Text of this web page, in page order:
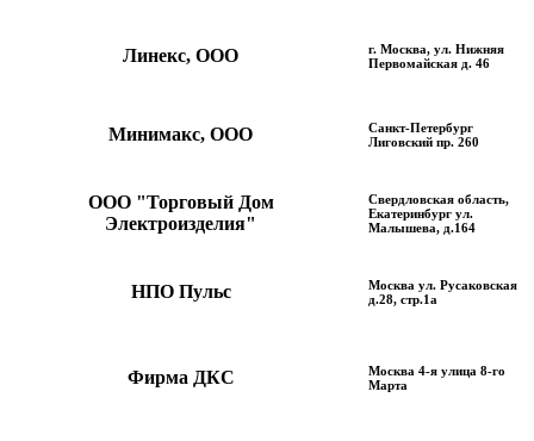
Линекс, ООО
г. Москва, ул. Нижняя
Первомайская д. 46
Минимакс, ООО
Санкт-Петербург
Лиговский пр. 260
ООО "Торговый Дом
Электроизделия"
Свердловская область,
Екатеринбург ул.
Малышева, д.164
НПО Пульс
Москва ул. Русаковская
д.28, стр.1а
Фирма ДКС
Москва 4-я улица 8-го
Марта